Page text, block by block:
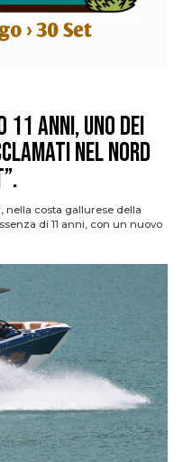
11 anni, uno dei
nel nord
nella costa gallurese della
di 11 anni, con un nuovo